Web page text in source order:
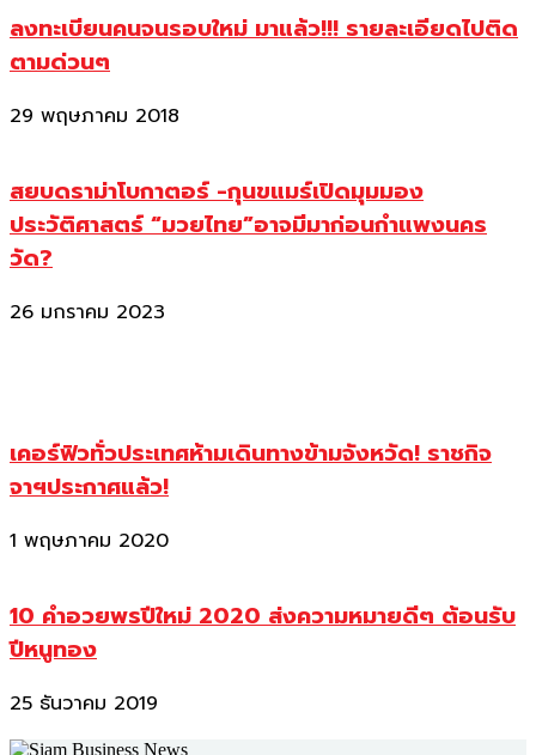
ลงทะเบียนคนจนรอบใหม่ มาแล้ว!!! รายละเอียดไปติด
ตามด่วนๆ
29 พฤษภาคม 2018
สยบดราม่าโบกาตอร์ -กุนขแมร์เปิดมุมมอง
ประวัติศาสตร์ “มวยไทย”อาจมีมาก่อนกำแพงนคร
วัด?
26 มกราคม 2023
เคอร์ฟิวทั่วประเทศห้ามเดินทางข้ามจังหวัด! ราชกิจ
จาฯประกาศแล้ว!
1 พฤษภาคม 2020
10 คำอวยพรปีใหม่ 2020 ส่งความหมายดีๆ ต้อนรับ
ปีหนูทอง
25 ธันวาคม 2019